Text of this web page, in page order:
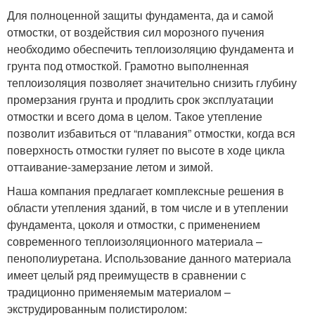
Для полноценной защиты фундамента, да и самой
отмостки, от воздействия сил морозного пучения
необходимо обеспечить теплоизоляцию фундамента и
грунта под отмосткой. Грамотно выполненная
теплоизоляция позволяет значительно снизить глубину
промерзания грунта и продлить срок эксплуатации
отмостки и всего дома в целом. Такое утепление
позволит избавиться от “плавания” отмостки, когда вся
поверхность отмостки гуляет по высоте в ходе цикла
оттаивание-замерзание летом и зимой.
Наша компания предлагает комплексные решения в
области утепления зданий, в том числе и в утеплении
фундамента, цоколя и отмостки, с применением
современного теплоизоляционного материала –
пенополиуретана. Использование данного материала
имеет целый ряд преимуществ в сравнении с
традиционно применяемым материалом –
экструдированным полистиролом: